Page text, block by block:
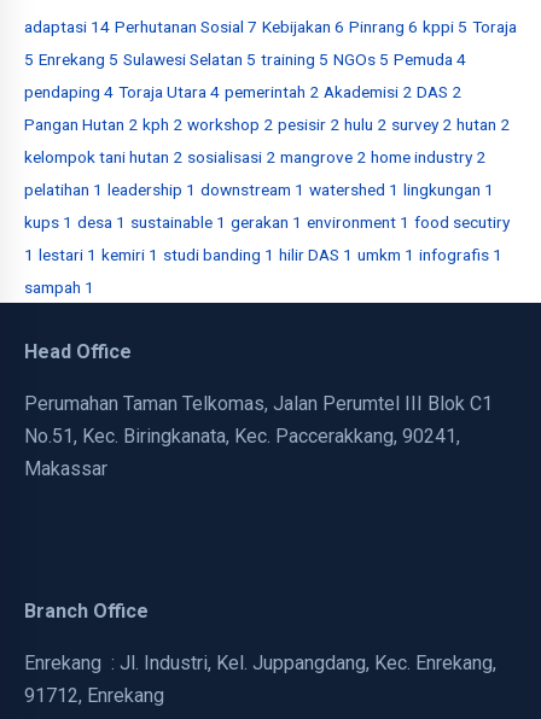
adaptasi 14 Perhutanan Sosial 7 Kebijakan 6 Pinrang 6 kppi 5 Toraja
5 Enrekang 5 Sulawesi Selatan 5 training 5 NGOs 5 Pemuda4
pendaping 4 Toraja Utara4 pemerintah 2 Akademisi 2 DAS 2
Pangan Hutan 2 kph 2 workshop 2 pesisir 2 hulu 2 survey2 hutan 2
kelompok tani hutan 2 sosialisasi 2 mangrove 2 home industry2
pelatihan 1 leadership 1 downstream 1 watershed 1 lingkungan 1
kups 1 desa 1 sustainable 1 gerakan 1 environment 1 food secutiry
1 lestari 1 kemiri 1 studi banding 1 hilir DAS 1 umkm 1 infografis 1
sampah 1
Head Office
Perumahan Taman Telkomas, Jalan Perumtel III Blok C1
No.51, Kec. Biringkanata, Kec. Paccerakkang, 90241,
Makassar
Branch Office
Enrekang : Jl. Industri, Kel. Juppangdang, Kec. Enrekang,
91712, Enrekang